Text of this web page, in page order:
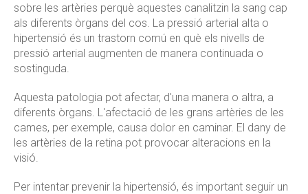
sobre les artèries perquè aquestes canalitzin la sang cap
als diferents òrgans del cos. La pressió arterial alta o
hipertensió és un trastorn comú en què els nivells de
pressió arterial augmenten de manera continuada o
sostinguda.
Aquesta patologia pot afectar, d'una manera o altra, a
diferents òrgans. L'afectació de les grans artèries de les
cames, per exemple, causa dolor en caminar. El dany de
les artèries de la retina pot provocar alteracions en la
visió.
Per intentar prevenir la hipertensió, és important seguir un